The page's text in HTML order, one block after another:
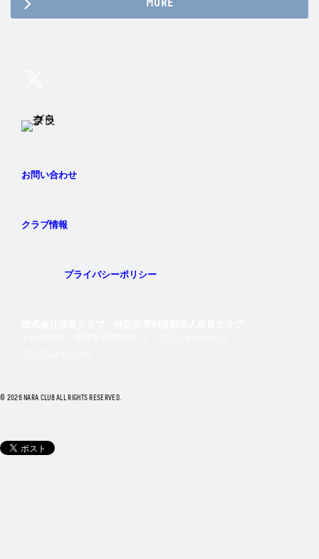
MORE
お問い合わせ
クラブ情報
プライバシーポリシー
© 2026 NARA CLUB ALL RIGHTS RESERVED.